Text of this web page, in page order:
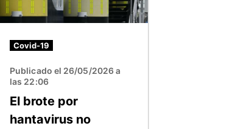
Covid-19
Publicado el 26/05/2026 a
las 22:06
El brote por
hantavirus no